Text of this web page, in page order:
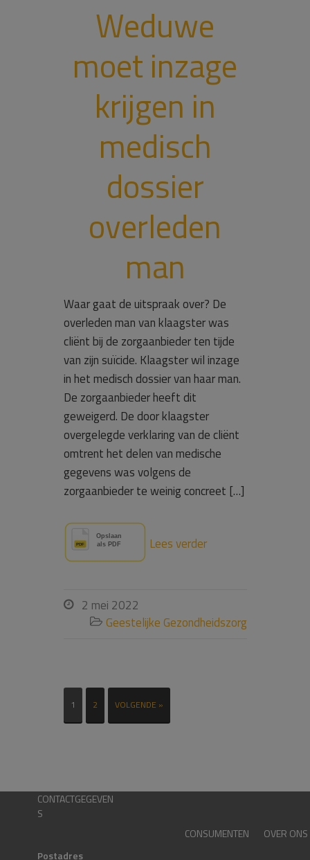
Weduwe
moet inzage
krijgen in
medisch
dossier
overleden
man
Waar gaat de uitspraak over? De
overleden man van klaagster was
cliënt bij de zorgaanbieder ten tijde
van zijn suïcide. Klaagster wil inzage
in het medisch dossier van haar man.
De zorgaanbieder heeft dit
geweigerd. De door klaagster
overgelegde verklaring van de cliënt
omtrent het delen van medische
gegevens was volgens de
zorgaanbieder te weinig concreet […]
Lees verder
 2 mei 2022
 Geestelijke Gezondheidszorg
1 2 VOLGENDE »
CONTACTGEGEVEN
S
Postadres
CONSUMENTEN OVER ONS